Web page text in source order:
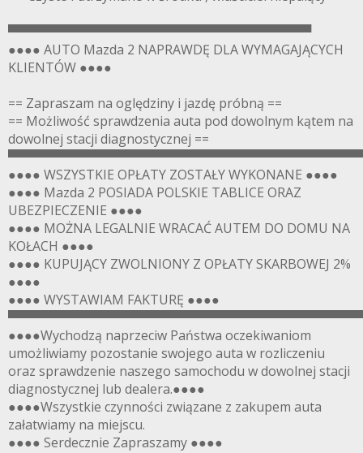
▀▀▀▀▀▀▀▀▀▀▀▀▀▀▀▀▀▀▀▀▀▀▀▀▀▀▀▀▀▀▀▀▀▀
●●●● AUTO Mazda 2 NAPRAWDĘ DLA WYMAGAJĄCYCH
KLIENTÓW ●●●●
== Zapraszam na oględziny i jazdę próbną ==
== Możliwość sprawdzenia auta pod dowolnym kątem na
dowolnej stacji diagnostycznej ==
●●●● WSZYSTKIE OPŁATY ZOSTAŁY WYKONANE ●●●●
●●●● Mazda 2 POSIADA POLSKIE TABLICE ORAZ
UBEZPIECZENIE ●●●●
●●●● MOŻNA LEGALNIE WRACAĆ AUTEM DO DOMU NA
KOŁACH ●●●●
●●●● KUPUJĄCY ZWOLNIONY Z OPŁATY SKARBOWEJ 2%
●●●●
●●●● WYSTAWIAM FAKTURĘ ●●●●
●●●●Wychodzą naprzeciw Państwa oczekiwaniom
umożliwiamy pozostanie swojego auta w rozliczeniu
oraz sprawdzenie naszego samochodu w dowolnej stacji
diagnostycznej lub dealera.●●●●
●●●●Wszystkie czynności związane z zakupem auta
załatwiamy na miejscu.
●●●● Serdecznie Zapraszamy ●●●●